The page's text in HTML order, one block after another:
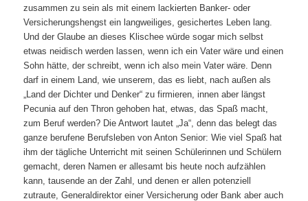
zusammen zu sein als mit einem lackierten Banker- oder
Versicherungshengst ein langweiliges, gesichertes Leben lang.
Und der Glaube an dieses Klischee würde sogar mich selbst
etwas neidisch werden lassen, wenn ich ein Vater wäre und einen
Sohn hätte, der schreibt, wenn ich also mein Vater wäre. Denn
darf in einem Land, wie unserem, das es liebt, nach außen als
„Land der Dichter und Denker“ zu firmieren, innen aber längst
Pecunia auf den Thron gehoben hat, etwas, das Spaß macht,
zum Beruf werden? Die Antwort lautet „Ja“, denn das belegt das
ganze berufene Berufsleben von Anton Senior: Wie viel Spaß hat
ihm der tägliche Unterricht mit seinen Schülerinnen und Schülern
gemacht, deren Namen er allesamt bis heute noch aufzählen
kann, tausende an der Zahl, und denen er allen potenziell
zutraute, Generaldirektor einer Versicherung oder Bank aber auch